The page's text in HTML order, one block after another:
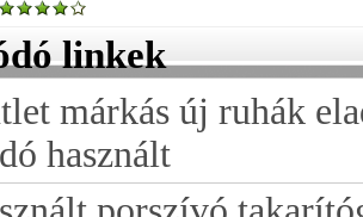
linkek
márkás új ruhák
használt